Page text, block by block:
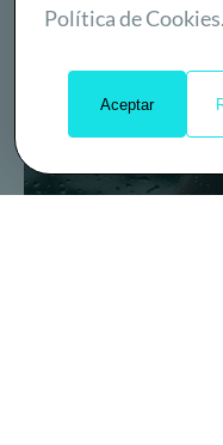
Política de Cookies.
Aceptar